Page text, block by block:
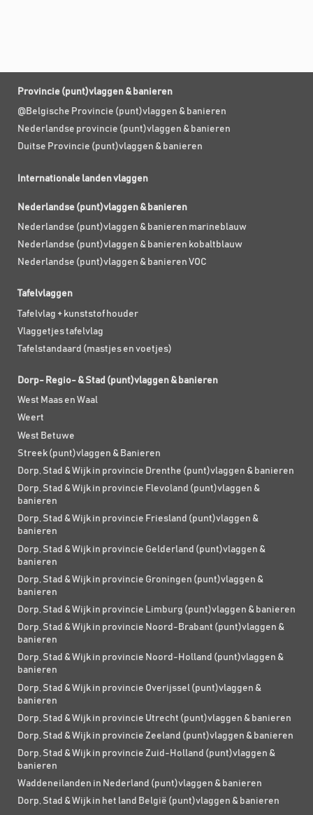
Provincie (punt)vlaggen & banieren
@Belgische Provincie (punt)vlaggen & banieren
Nederlandse provincie (punt)vlaggen & banieren
Duitse Provincie (punt)vlaggen & banieren
Internationale landen vlaggen
Nederlandse (punt)vlaggen & banieren
Nederlandse (punt)vlaggen & banieren marineblauw
Nederlandse (punt)vlaggen & banieren kobaltblauw
Nederlandse (punt)vlaggen & banieren VOC
Tafelvlaggen
Tafelvlag + kunststof houder
Vlaggetjes tafelvlag
Tafelstandaard (mastjes en voetjes)
Dorp- Regio- & Stad (punt)vlaggen & banieren
West Maas en Waal
Weert
West Betuwe
Streek (punt)vlaggen & Banieren
Dorp, Stad & Wijk in provincie Drenthe (punt)vlaggen & banieren
Dorp, Stad & Wijk in provincie Flevoland (punt)vlaggen &
banieren
Dorp, Stad & Wijk in provincie Friesland (punt)vlaggen &
banieren
Dorp, Stad & Wijk in provincie Gelderland (punt)vlaggen &
banieren
Dorp, Stad & Wijk in provincie Groningen (punt)vlaggen &
banieren
Dorp, Stad & Wijk in provincie Limburg (punt)vlaggen & banieren
Dorp, Stad & Wijk in provincie Noord-Brabant (punt)vlaggen &
banieren
Dorp, Stad & Wijk in provincie Noord-Holland (punt)vlaggen &
banieren
Dorp, Stad & Wijk in provincie Overijssel (punt)vlaggen &
banieren
Dorp, Stad & Wijk in provincie Utrecht (punt)vlaggen & banieren
Dorp, Stad & Wijk in provincie Zeeland (punt)vlaggen & banieren
Dorp, Stad & Wijk in provincie Zuid-Holland (punt)vlaggen &
banieren
Waddeneilanden in Nederland (punt)vlaggen & banieren
Dorp, Stad & Wijk in het land België (punt)vlaggen & banieren